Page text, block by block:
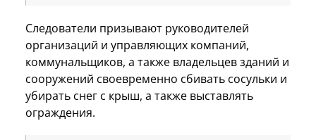
Следователи призывают руководителей
организаций и управляющих компаний,
коммунальщиков, а также владельцев зданий и
сооружений своевременно сбивать сосульки и
убирать снег с крыш, а также выставлять
ограждения.